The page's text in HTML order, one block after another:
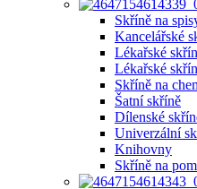
Skříně na
Kancelářské
Lékařské
Lékařské
Skříně na
Šatní skříně
Dílenské
Univerzální
Knihovny
Skříně na